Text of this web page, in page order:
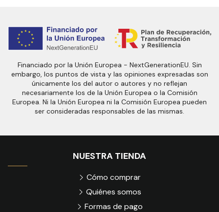
Financiado por la Unión Europea - NextGenerationEU. Sin
embargo, los puntos de vista y las opiniones expresadas son
únicamente los del autor o autores y no reflejan
necesariamente los de la Unión Europea o la Comisión
Europea. Ni la Unión Europea ni la Comisión Europea pueden
ser consideradas responsables de las mismas.
NUESTRA TIENDA
Cómo comprar
Quiénes somos
Formas de pago